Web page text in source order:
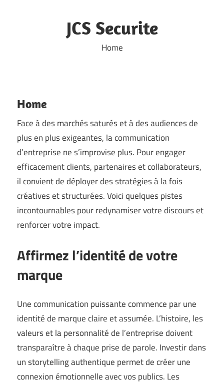
JCS Securite
Home
Home
Face à des marchés saturés et à des audiences de
plus en plus exigeantes, la communication
d’entreprise ne s’improvise plus. Pour engager
efficacement clients, partenaires et collaborateurs,
il convient de déployer des stratégies à la fois
créatives et structurées. Voici quelques pistes
incontournables pour redynamiser votre discours et
renforcer votre impact.
Affirmez l’identité de votre
marque
Une communication puissante commence par une
identité de marque claire et assumée. L’histoire, les
valeurs et la personnalité de l’entreprise doivent
transparaître à chaque prise de parole. Investir dans
un storytelling authentique permet de créer une
connexion émotionnelle avec vos publics. Les